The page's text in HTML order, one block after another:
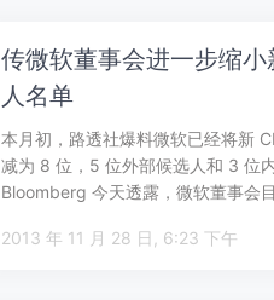
传微软董事会进一步缩小
人名单
本月初，路透社爆料微软已经将新
减为 8 位，5 位外部候选人和 3 位内
Bloomberg 今天透露，微软董事会
2013 年 11 月 28 日, 6:23 下午